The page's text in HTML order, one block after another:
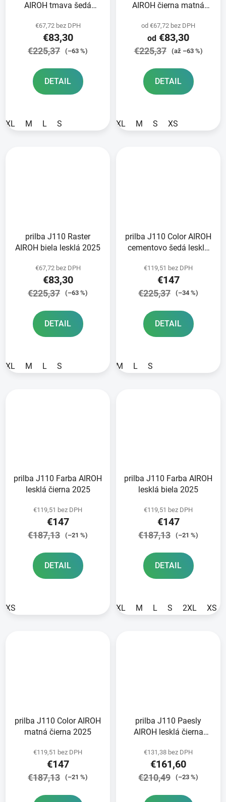
AIROH tmava šedá
€67,72 bez DPH
€83,30
€225,37 (–63 %)
DETAIL
XL M L S
AIROH čierna matná
od €67,72 bez DPH
od €83,30
€225,37 (až –63 %)
DETAIL
XL M S XS
prilba J110 Raster
AIROH biela lesklá 2025
€67,72 bez DPH
€83,30
€225,37 (–63 %)
DETAIL
XL M L S
prilba J110 Color AIROH
cementovo šedá lesklá
€119,51 bez DPH
€147
€225,37 (–34 %)
DETAIL
M L S
prilba J110 Farba AIROH
lesklá čierna 2025
€119,51 bez DPH
€147
€187,13 (–21 %)
DETAIL
XS
prilba J110 Farba AIROH
lesklá biela 2025
€119,51 bez DPH
€147
€187,13 (–21 %)
DETAIL
XL M L S 2XL XS
prilba J110 Color AIROH
matná čierna 2025
€119,51 bez DPH
€147
€187,13 (–21 %)
prilba J110 Paesly
AIROH lesklá čierna
€131,38 bez DPH
€161,60
€210,49 (–23 %)